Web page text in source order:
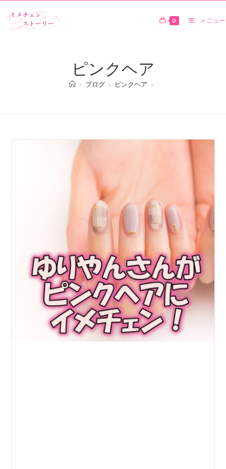
0 メニュー
ピンクヘア
> ブログ > ピンクヘア >